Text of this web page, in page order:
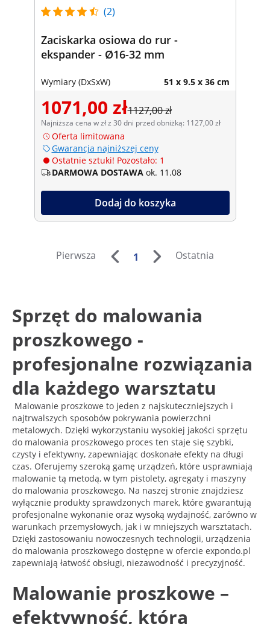
(2)
Zaciskarka osiowa do rur -
ekspander - Ø16-32 mm
Wymiary (DxSxW) 51 x 9.5 x 36 cm
1071,00 zł1127,00 zł
Najniższa cena w zł z 30 dni przed obniżką: 1127,00 zł
Oferta limitowana
Gwarancja najniższej ceny
Ostatnie sztuki! Pozostało: 1
DARMOWA DOSTAWA ok. 11.08
Dodaj do koszyka
Pierwsza 1 Ostatnia
Sprzęt do malowania
proszkowego -
profesjonalne rozwiązania
dla każdego warsztatu
Malowanie proszkowe to jeden z najskuteczniejszych i
najtrwalszych sposobów pokrywania powierzchni
metalowych. Dzięki wykorzystaniu wysokiej jakości sprzętu
do malowania proszkowego proces ten staje się szybki,
czysty i efektywny, zapewniając doskonałe efekty na długi
czas. Oferujemy szeroką gamę urządzeń, które usprawniają
malowanie tą metodą, w tym pistolety, agregaty i maszyny
do malowania proszkowego. Na naszej stronie znajdziesz
wyłącznie produkty sprawdzonych marek, które gwarantują
profesjonalne wykonanie oraz wysoką wydajność, zarówno w
warunkach przemysłowych, jak i w mniejszych warsztatach.
Dzięki zastosowaniu nowoczesnych technologii, urządzenia
do malowania proszkowego dostępne w ofercie expondo.pl
zapewniają łatwość obsługi, niezawodność i precyzyjność.
Malowanie proszkowe –
efektywność, która